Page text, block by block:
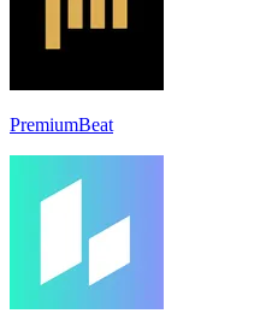
PremiumBeat